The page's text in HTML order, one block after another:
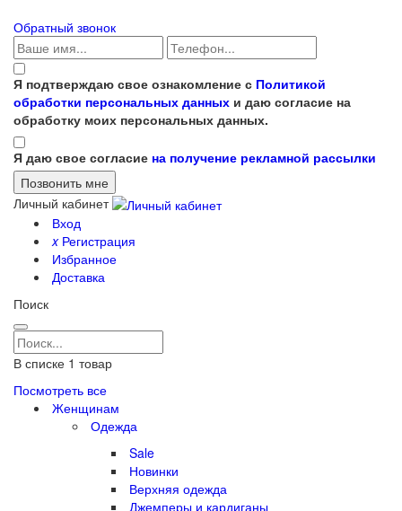
Обратный звонок
Я подтверждаю свое ознакомление с Политикой
обработки персональных данных и даю согласие на
обработку моих персональных данных.
Я даю свое согласие на получение рекламной рассылки
Личный кабинет
Вход
xРегистрация
Избранное
Доставка
Поиск
В списке 1 товар
Посмотреть все
Женщинам
Одежда
Sale
Новинки
Верхняя одежда
Джемперы и кардиганы